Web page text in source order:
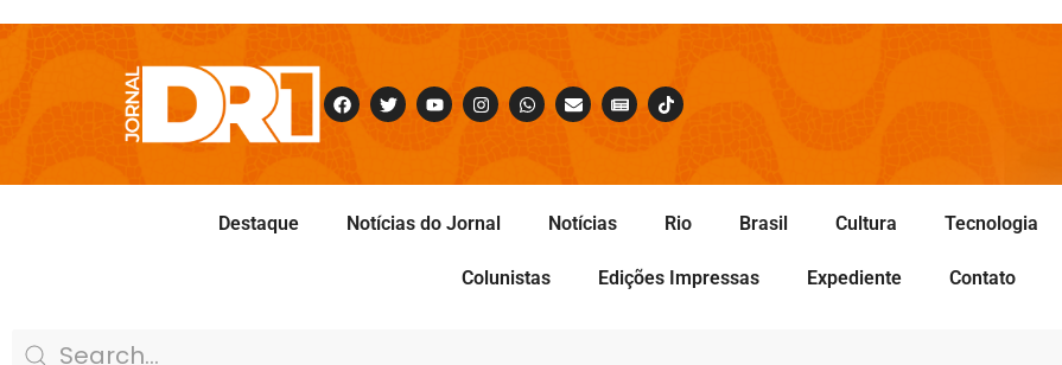
Destaque Notícias do Jornal Notícias Rio Brasil Cultura Tecnologia
Colunistas Edições Impressas Expediente Contato